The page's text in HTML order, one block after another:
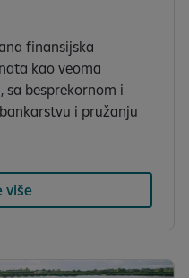
finansijska
kao veoma
sa besprekornom i
i pružanju
više